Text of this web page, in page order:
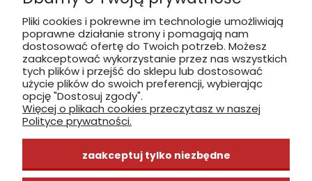
zobacz, jak dojechać
INFORMACJE
ZAKUPY
Pliki cookies i pokrewne im technologie umożliwiają
poprawne działanie strony i pomagają nam
dostosować ofertę do Twoich potrzeb. Możesz
zaakceptować wykorzystanie przez nas wszystkich
tych plików i przejść do sklepu lub dostosować
użycie plików do swoich preferencji, wybierając
opcję "Dostosuj zgody".
Więcej o plikach cookies przeczytasz w naszej
Polityce prywatności.
zaakceptuj tylko niezbędne